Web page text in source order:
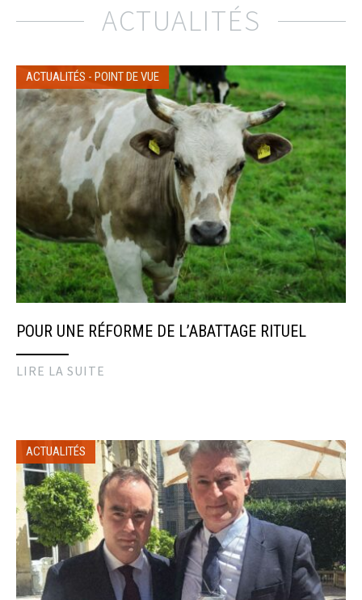
ACTUALITÉS
ACTUALITÉS - POINT DE VUE
POUR UNE RÉFORME DE L’ABATTAGE RITUEL
LIRE LA SUITE
ACTUALITÉS